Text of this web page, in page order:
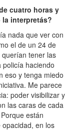
cuatro horas y
interpretás?
nada que ver con
el de un 24 de
tener las
haciendo
eso y tenga miedo
Me parece
poder visibilizar y
las caras de cada
están
en los